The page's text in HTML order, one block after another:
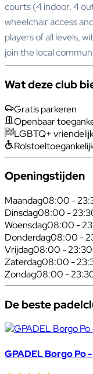
courts (4 indoor, 4
wheelchair access
players of all levels,
join the local
Wat deze club
Gratis parkeren
Openbaar
LGBTQ+
Openingstijden
Maandag08:00 -
Dinsdag08:00 -
Woensdag08:00 -
Donderdag08:00 -
Vrijdag08:00 - 23:30
Zaterdag08:00 -
Zondag08:00 -
De beste
GPADEL Borgo Po